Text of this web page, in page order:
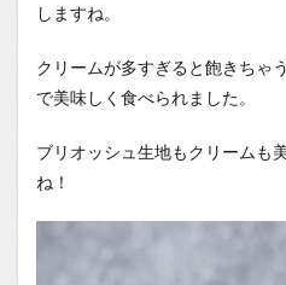
しますね。
クリームが多すぎると飽きちゃ
で美味しく食べられました。
ブリオッシュ生地もクリームも
ね！